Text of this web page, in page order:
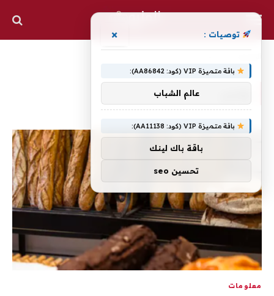
معلومات
توصيات : ×
باقة متميزة VIP (كود: AA86842):
عالم الشباب
باقة متميزة VIP (كود: AA11138):
باقة باك لينك
تحسين seo